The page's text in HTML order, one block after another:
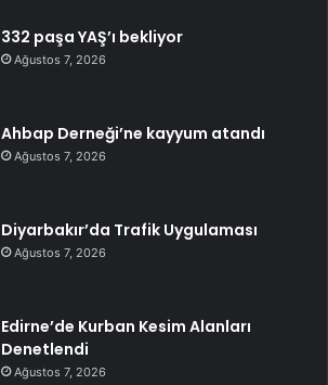
332 paşa YAŞ’ı bekliyor
Ağustos 7, 2026
Ahbap Derneği’ne kayyum atandı
Ağustos 7, 2026
Diyarbakır’da Trafik Uygulaması
Ağustos 7, 2026
Edirne’de Kurban Kesim Alanları
Denetlendi
Ağustos 7, 2026